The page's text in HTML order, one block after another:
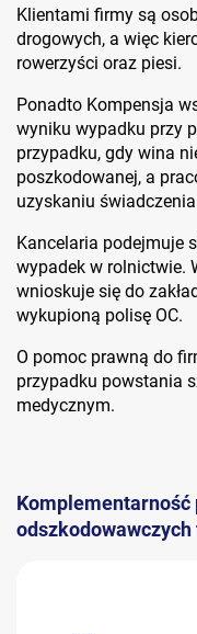
Klientami firmy są
drogowych, a więc
rowerzyści oraz piesi.
Ponadto Kompensja
wyniku wypadku przy
przypadku, gdy wina
poszkodowanej, a
uzyskaniu
Kancelaria podejmuje
wypadek w rolnictwie.
wnioskuje się do
wykupioną polisę OC.
O pomoc prawną do
przypadku powstania
medycznym.
Komplementarność